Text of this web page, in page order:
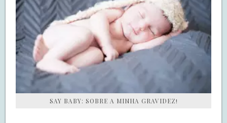
SAY BABY: SOBRE A MINHA GRAVIDEZ!